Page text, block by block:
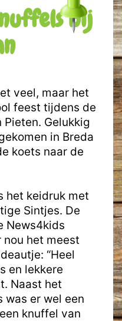
bij
veel, maar het
feest tijdens de
Gelukkig
in Breda
koets naar de
het keidruk met
Sintjes. De
News4kids
het meest
“Heel
en lekkere
Naast het
was er wel een
knuffel van